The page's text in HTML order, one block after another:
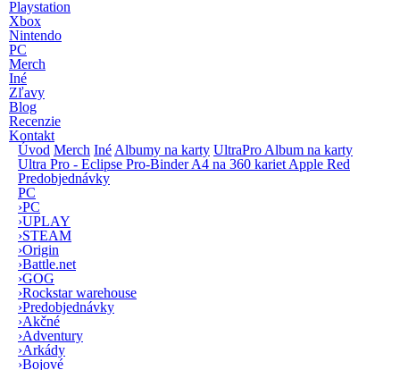
Playstation
Xbox
Nintendo
PC
Merch
Iné
Zľavy
Blog
Recenzie
Kontakt
Úvod Merch Iné Albumy na karty UltraPro Album na karty
Ultra Pro - Eclipse Pro-Binder A4 na 360 kariet Apple Red
Predobjednávky
PC
›PC
›UPLAY
›STEAM
›Origin
›Battle.net
›GOG
›Rockstar warehouse
›Predobjednávky
›Akčné
›Adventury
›Arkády
›Bojové